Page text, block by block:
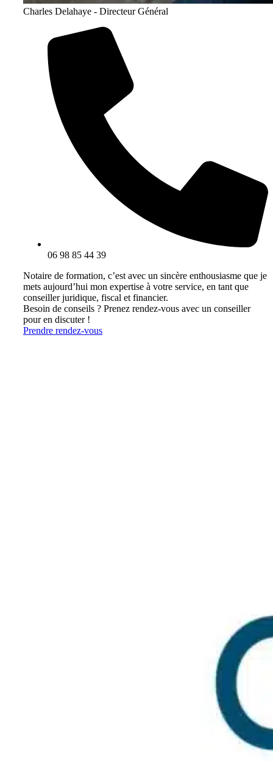
Charles Delahaye - Directeur Général
06 98 85 44 39
Notaire de formation, c’est avec un sincère enthousiasme que je
mets aujourd’hui mon expertise à votre service, en tant que
conseiller juridique, fiscal et financier.
Besoin de conseils ? Prenez rendez-vous avec un conseiller
pour en discuter !
Prendre rendez-vous